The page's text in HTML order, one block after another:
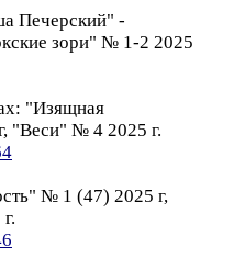
Печерский" -
зори" № 1-2 2025
"Изящная
"Веси" № 4 2025 г.
№ 1 (47) 2025 г,